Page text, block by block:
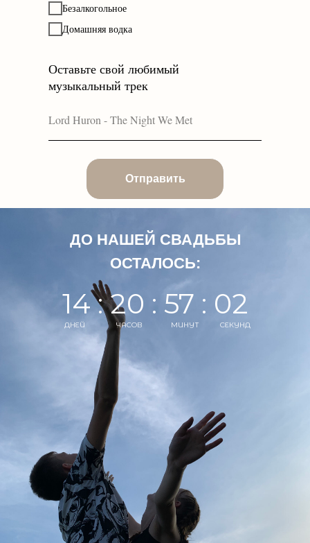
Безалкогольное
Домашняя водка
Оставьте свой любимый
музыкальный трек
Отправить
МИНУТ
ЧАСОВ
ДНЕЙ СЕКУНД
14 : 20 : 57 : 02
ДО НАШЕЙ СВАДЬБЫ
ОСТАЛОСЬ: